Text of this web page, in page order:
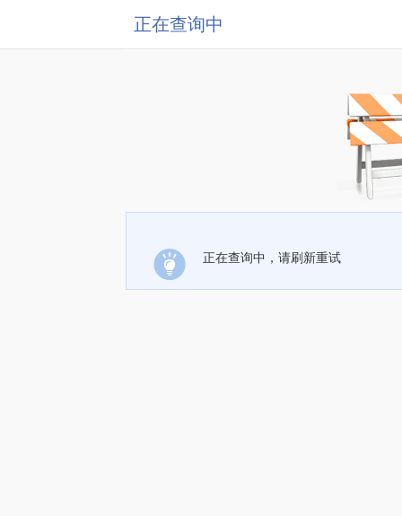
正在查询中
正在查询中，请刷新重试